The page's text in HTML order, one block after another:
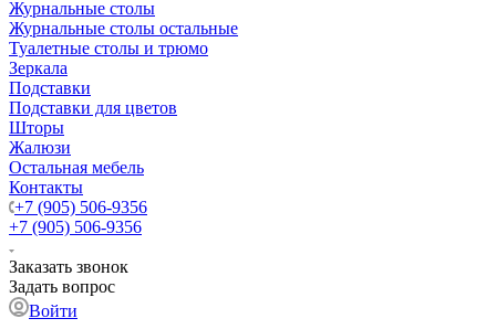
Журнальные столы
Журнальные столы остальные
Туалетные столы и трюмо
Зеркала
Подставки
Подставки для цветов
Шторы
Жалюзи
Остальная мебель
Контакты
+7 (905) 506-9356
+7 (905) 506-9356
Заказать звонок
Задать вопрос
Войти